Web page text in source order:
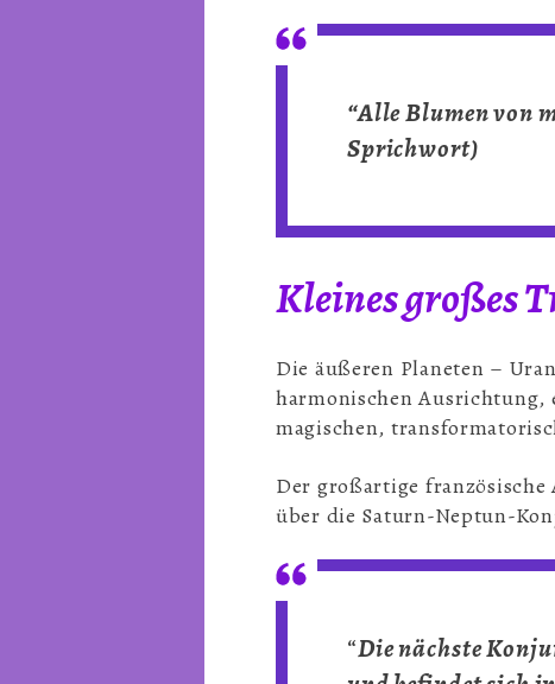
“Alle Blumen von
Sprichwort)
Kleines großes
Die äußeren Planeten –
harmonischen Ausrichtung,
magischen,
Der großartige
über die Saturn-Neptun-
“Die nächste